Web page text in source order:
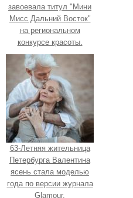
завоевала титул "Мини
Мисс Дальний Восток"
на региональном
конкурсе красоты.
63-Летняя жительница
Петербурга Валентина
ясень стала моделью
года по версии журнала
Glamour.